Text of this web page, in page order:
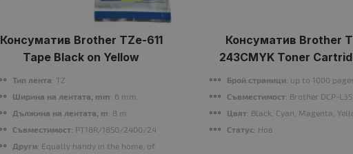
Консуматив Brother TZe-611
Tape Black on Yellow
Тип лента: TZ
Ширина на лентата, mm: 6 mm
Дължина на лентата, m: 8 m
Съвместимост: PT18R/1850/2400/2450/550/2500/1280/1830/1010/1230/2430/7100/
Други: Equally handy in the home, office or workplace, this laminated black on Yellow
Консуматив Brother
243CMYK Toner
Брой страници: up to 1000
Съвместимост: Brother DCP-
Цвят: Black, Cyan, Magenta,
Статус: Нов